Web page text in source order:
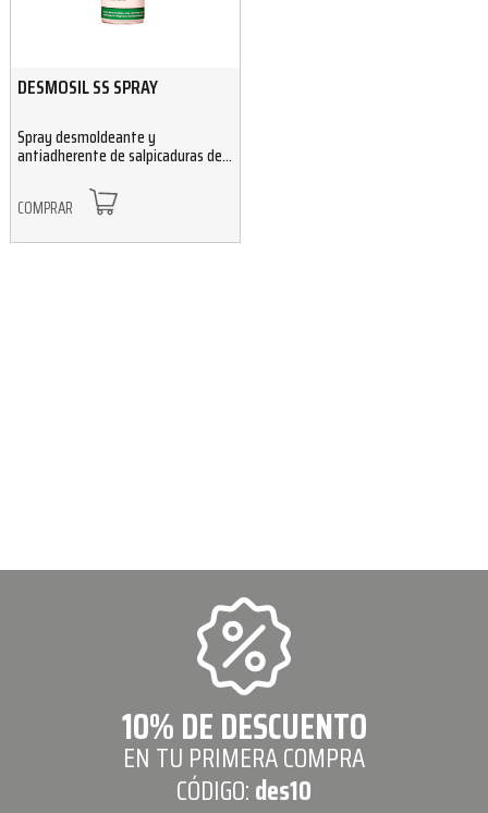
DESMOSIL SS SPRAY
Spray desmoldeante y
antiadherente de salpicaduras de
COMPRAR
10% DE DESCUENTO
EN TU PRIMERA COMPRA
CÓDIGO:des10